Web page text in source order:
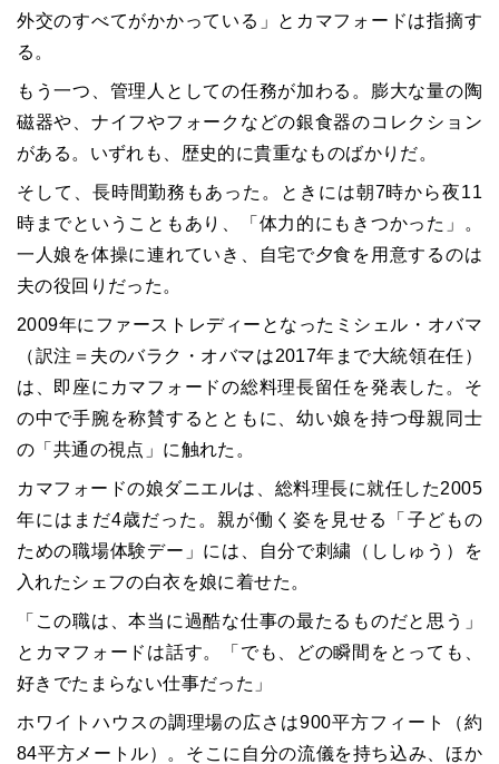
外交のすべてがかかっている」とカマフォードは指摘す
る。
もう一つ、管理人としての任務が加わる。膨大な量の陶
磁器や、ナイフやフォークなどの銀食器のコレクション
がある。いずれも、歴史的に貴重なものばかりだ。
そして、長時間勤務もあった。ときには朝7時から夜11
時までということもあり、「体力的にもきつかった」。
一人娘を体操に連れていき、自宅で夕食を用意するのは
夫の役回りだった。
2009年にファーストレディーとなったミシェル・オバマ
（訳注＝夫のバラク・オバマは2017年まで大統領在任）
は、即座にカマフォードの総料理長留任を発表した。そ
の中で手腕を称賛するとともに、幼い娘を持つ母親同士
の「共通の視点」に触れた。
カマフォードの娘ダニエルは、総料理長に就任した2005
年にはまだ4歳だった。親が働く姿を見せる「子どもの
ための職場体験デー」には、自分で刺繍（ししゅう）を
入れたシェフの白衣を娘に着せた。
「この職は、本当に過酷な仕事の最たるものだと思う」
とカマフォードは話す。「でも、どの瞬間をとっても、
好きでたまらない仕事だった」
ホワイトハウスの調理場の広さは900平方フィート（約
84平方メートル）。そこに自分の流儀を持ち込み、ほか